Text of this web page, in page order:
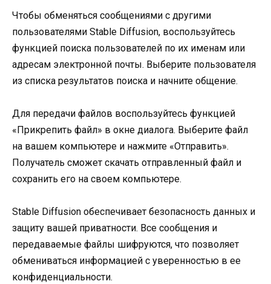
Чтобы обменяться сообщениями с другими
пользователями Stable Diffusion, воспользуйтесь
функцией поиска пользователей по их именам или
адресам электронной почты. Выберите пользователя
из списка результатов поиска и начните общение.
Для передачи файлов воспользуйтесь функцией
«Прикрепить файл» в окне диалога. Выберите файл
на вашем компьютере и нажмите «Отправить».
Получатель сможет скачать отправленный файл и
сохранить его на своем компьютере.
Stable Diffusion обеспечивает безопасность данных и
защиту вашей приватности. Все сообщения и
передаваемые файлы шифруются, что позволяет
обмениваться информацией с уверенностью в ее
конфиденциальности.